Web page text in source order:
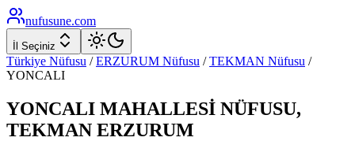
nufusune.com
İl Seçiniz
Türkiye Nüfusu / ERZURUM Nüfusu / TEKMAN Nüfusu /
YONCALI
YONCALI MAHALLESİ NÜFUSU,
TEKMAN ERZURUM